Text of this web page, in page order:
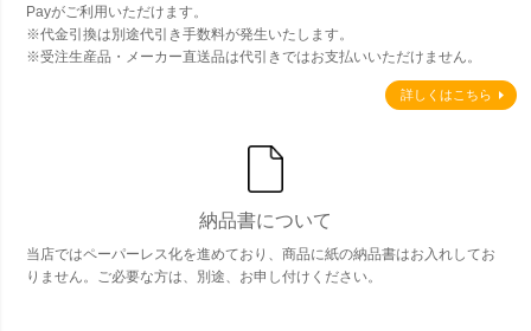
Payがご利用いただけます。
※代金引換は別途代引き手数料が発生いたします。
※受注生産品・メーカー直送品は代引きではお支払いいただけません。
詳しくはこちら
納品書について
当店ではペーパーレス化を進めており、商品に紙の納品書はお入れしてお
りません。ご必要な方は、別途、お申し付けください。